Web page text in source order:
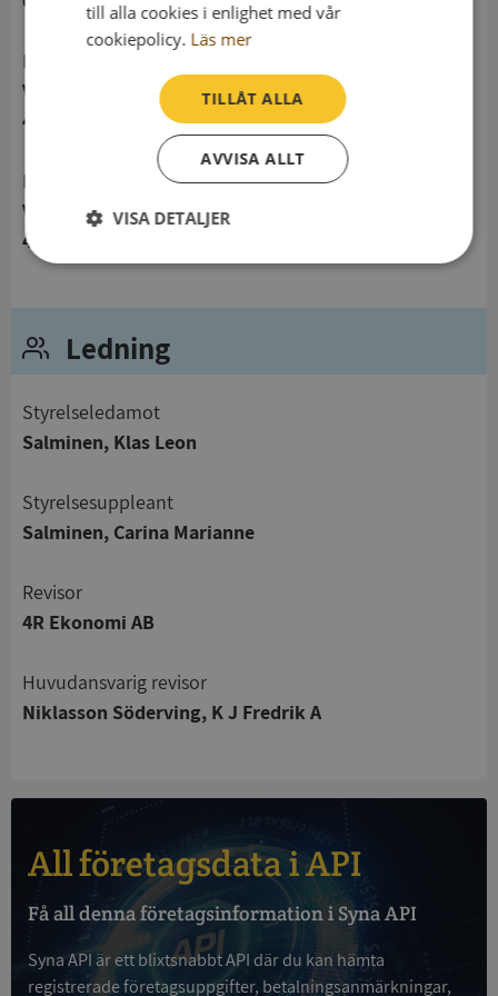
Vildängsvägen 6
463 32 Lilla Edet
Vildängsvägen 6
463 32 Lilla Edet
Ledning
Styrelseledamot
Salminen, Klas Leon
Styrelsesuppleant
Salminen, Carina Marianne
Revisor
4R Ekonomi AB
Huvudansvarig revisor
Niklasson Söderving, K J Fredrik A
All företagsdata i API
Få all denna företagsinformation i Syna API
Syna API är ett blixtsnabbt API där du kan hämta
registrerade företagsuppgifter, betalningsanmärkningar,
till alla cookies i enlighet med vår
cookiepolicy. Läs mer
TILLÅT ALLA
AVVISA ALLT
VISA DETALJER
Strikt
Prestanda Inriktning
Funktioner
Strikt nödvändigt Prestanda
kärnwebbplatsfunktioner som användarinloggning
och kontohantering. Webbplatsen kan inte
Namn
Domän